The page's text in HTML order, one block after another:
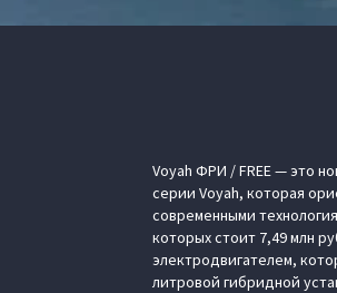
Voyah ФРИ / FREE — это
серии Voyah, которая
современными
которых стоит 7,49 млн
электродвигателем,
литровой гибридной